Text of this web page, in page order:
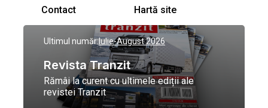
Contact
Hartă site
Ultimul număr:Iulie-August 2026
Revista Tranzit
Rămâi la curent cu ultimele ediții ale
revistei Tranzit